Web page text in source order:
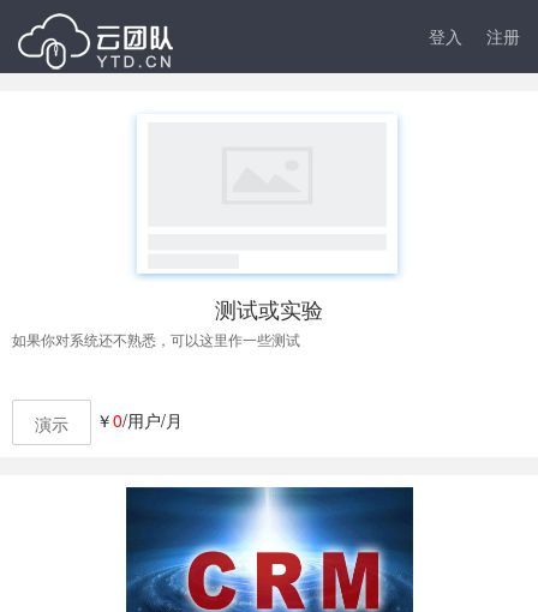
测试或实验
如果你对系统还不熟悉，可以这里作一些测试
演示 ￥0/用户/月
登入 注册